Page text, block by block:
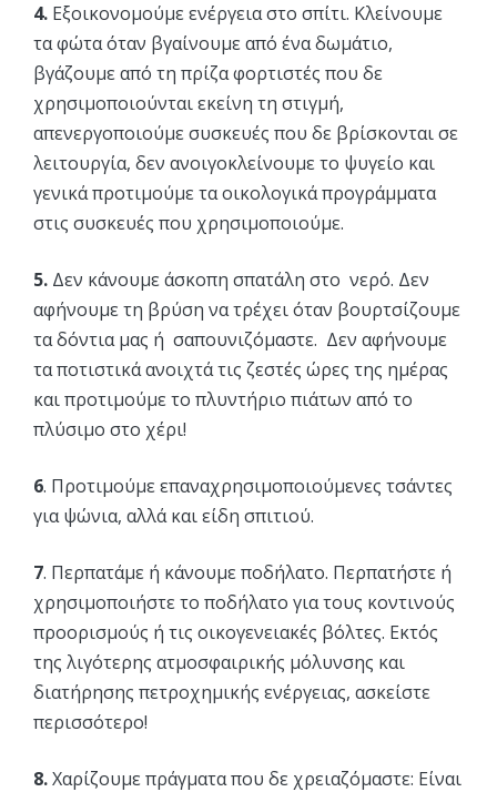
4. Εξοικονομούμε ενέργεια στο σπίτι. Κλείνουμε
τα φώτα όταν βγαίνουμε από ένα δωμάτιο,
βγάζουμε από τη πρίζα φορτιστές που δε
χρησιμοποιούνται εκείνη τη στιγμή,
απενεργοποιούμε συσκευές που δε βρίσκονται σε
λειτουργία, δεν ανοιγοκλείνουμε το ψυγείο και
γενικά προτιμούμε τα οικολογικά προγράμματα
στις συσκευές που χρησιμοποιούμε.
5. Δεν κάνουμε άσκοπη σπατάλη στο νερό. Δεν
αφήνουμε τη βρύση να τρέχει όταν βουρτσίζουμε
τα δόντια μας ή σαπουνιζόμαστε. Δεν αφήνουμε
τα ποτιστικά ανοιχτά τις ζεστές ώρες της ημέρας
και προτιμούμε το πλυντήριο πιάτων από το
πλύσιμο στο χέρι!
6. Προτιμούμε επαναχρησιμοποιούμενες τσάντες
για ψώνια, αλλά και είδη σπιτιού.
7. Περπατάμε ή κάνουμε ποδήλατο. Περπατήστε ή
χρησιμοποιήστε το ποδήλατο για τους κοντινούς
προορισμούς ή τις οικογενειακές βόλτες. Εκτός
της λιγότερης ατμοσφαιρικής μόλυνσης και
διατήρησης πετροχημικής ενέργειας, ασκείστε
περισσότερο!
8.Χαρίζουμε πράγματα που δε χρειαζόμαστε: Είναι